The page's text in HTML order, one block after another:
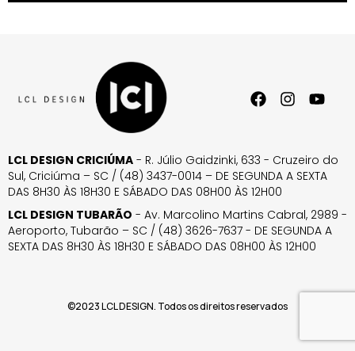
LCL DESIGN CRICIÚMA - R. Júlio Gaidzinki, 633 - Cruzeiro do
Sul, Criciúma – SC / (48) 3437-0014 – DE SEGUNDA A SEXTA
DAS 8H30 ÀS 18H30 E SÁBADO DAS 08H00 ÀS 12H00
LCL DESIGN TUBARÃO - Av. Marcolino Martins Cabral, 2989 -
Aeroporto, Tubarão – SC / (48) 3626-7637 - DE SEGUNDA A
SEXTA DAS 8H30 ÀS 18H30 E SÁBADO DAS 08H00 ÀS 12H00
©2023 LCL DESIGN. Todos os direitos reservados